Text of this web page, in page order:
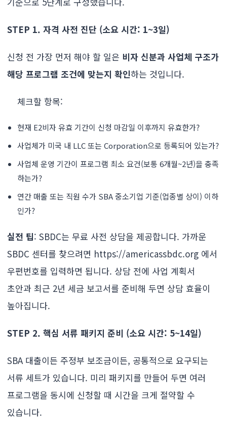
STEP 1. 자격 사전 진단 (소요 시간: 1~3일)
신청 전 가장 먼저 해야 할 일은 비자 신분과 사업체 구조가
해당 프로그램 조건에 맞는지 확인하는 것입니다.
체크할 항목:
현재 E2비자 유효 기간이 신청 마감일 이후까지 유효한가?
사업체가 미국 내 LLC 또는 Corporation으로 등록되어 있는가?
사업체 운영 기간이 프로그램 최소 요건(보통 6개월~2년)을 충족
하는가?
연간 매출 또는 직원 수가 SBA 중소기업 기준(업종별 상이) 이하
인가?
실전 팁: SBDC는 무료 사전 상담을 제공합니다. 가까운
SBDC 센터를 찾으려면 https://americassbdc.org 에서
우편번호를 입력하면 됩니다. 상담 전에 사업 계획서
초안과 최근 2년 세금 보고서를 준비해 두면 상담 효율이
높아집니다.
STEP 2. 핵심 서류 패키지 준비 (소요 시간: 5~14일)
SBA 대출이든 주정부 보조금이든, 공통적으로 요구되는
서류 세트가 있습니다. 미리 패키지를 만들어 두면 여러
프로그램을 동시에 신청할 때 시간을 크게 절약할 수
있습니다.